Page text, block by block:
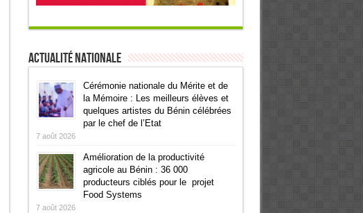
Actualité Nationale
Cérémonie nationale du Mérite et de
la Mémoire : Les meilleurs élèves et
quelques artistes du Bénin célébrées
par le chef de l’Etat
7 août 2026
Amélioration de la productivité
agricole au Bénin : 36 000
producteurs ciblés pour le projet
Food Systems
7 août 2026